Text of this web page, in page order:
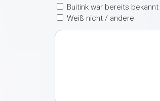
Buitink war bereits bekannt
Weiß nicht / andere